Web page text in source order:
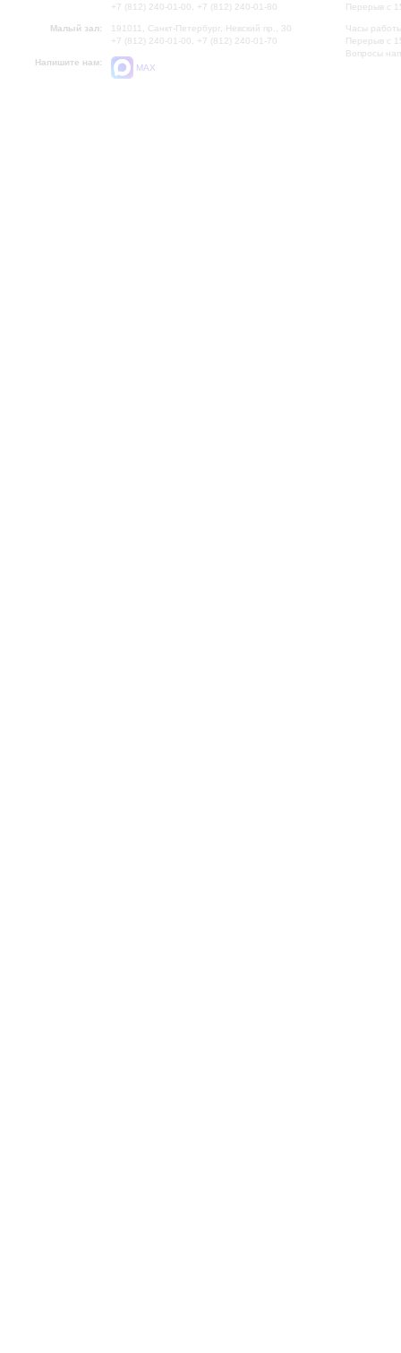
+7 (812) 240-01-00, +7 (812) 240-01-80
Малый зал:
191011, Санкт-Петербург, Невский пр., 30
+7 (812) 240-01-00, +7 (812) 240-01-70
Напишите нам:
MAX
Перерыв с
Часы
Перерыв с
Вопросы